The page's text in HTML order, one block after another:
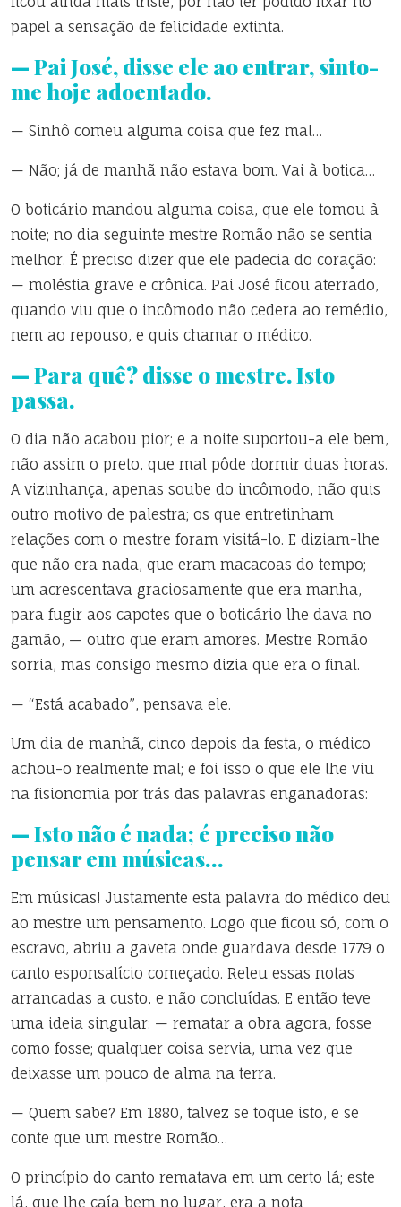
papel a sensação de felicidade extinta.
— Pai José, disse ele ao entrar, sinto-
me hoje adoentado.
— Sinhô comeu alguma coisa que fez mal…
— Não; já de manhã não estava bom. Vai à botica…
O boticário mandou alguma coisa, que ele tomou à
noite; no dia seguinte mestre Romão não se sentia
melhor. É preciso dizer que ele padecia do coração:
— moléstia grave e crônica. Pai José ficou aterrado,
quando viu que o incômodo não cedera ao remédio,
nem ao repouso, e quis chamar o médico.
— Para quê? disse o mestre. Isto
passa.
O dia não acabou pior; e a noite suportou-a ele bem,
não assim o preto, que mal pôde dormir duas horas.
A vizinhança, apenas soube do incômodo, não quis
outro motivo de palestra; os que entretinham
relações com o mestre foram visitá-lo. E diziam-lhe
que não era nada, que eram macacoas do tempo;
um acrescentava graciosamente que era manha,
para fugir aos capotes que o boticário lhe dava no
gamão, — outro que eram amores. Mestre Romão
sorria, mas consigo mesmo dizia que era o final.
— “Está acabado”, pensava ele.
Um dia de manhã, cinco depois da festa, o médico
achou-o realmente mal; e foi isso o que ele lhe viu
na fisionomia por trás das palavras enganadoras:
— Isto não é nada; é preciso não
pensar em músicas…
Em músicas! Justamente esta palavra do médico deu
ao mestre um pensamento. Logo que ficou só, com o
escravo, abriu a gaveta onde guardava desde 1779 o
canto esponsalício começado. Releu essas notas
arrancadas a custo, e não concluídas. E então teve
uma ideia singular: — rematar a obra agora, fosse
como fosse; qualquer coisa servia, uma vez que
deixasse um pouco de alma na terra.
— Quem sabe? Em 1880, talvez se toque isto, e se
conte que um mestre Romão…
O princípio do canto rematava em um certo lá; este
lá, que lhe caía bem no lugar, era a nota